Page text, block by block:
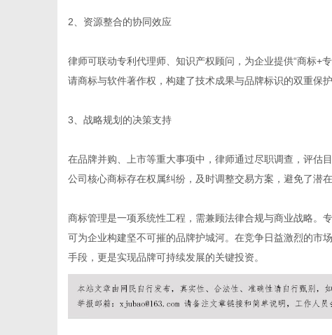
2、资源整合的协同效应
律师可联动专利代理师、知识产权顾问，为企业提供“商标+
请商标与软件著作权，构建了技术成果与品牌标识的双重保护
3、战略规划的决策支持
在品牌并购、上市等重大事项中，律师通过尽职调查，评估
公司核心商标存在权属纠纷，及时调整交易方案，避免了潜在
商标管理是一项系统性工程，需兼顾法律合规与商业战略。
可为企业构建坚不可摧的品牌护城河。在竞争日益激烈的市
手段，更是实现品牌可持续发展的关键投资。